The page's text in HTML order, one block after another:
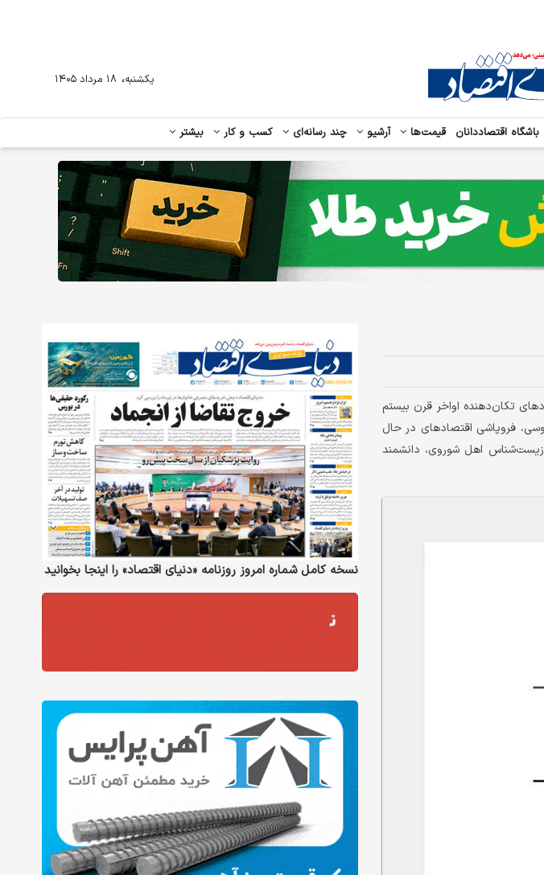
باشگاه اقتصاددانان قیمت‌ها آرشیو چند رسانه‌ای کسب و کار بیشتر
یکشنبه، ۱۸ مرداد ۱۴۰۵
تکان‌دهنده اواخر قرن بیستم
فروپاشی اقتصادهای در حال
زیست‌شناس اهل شوروی، دانشمند
نسخه کامل شماره امروز روزنامه «دنیای‌ اقتصاد» را اینجا بخوانید